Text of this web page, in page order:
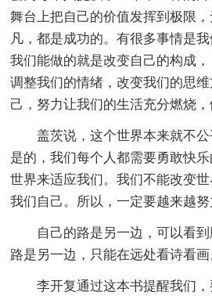
舞台上把自己的价值发挥到极限
凡，都是成功的。有很多事情是
我们能做的就是改变自己的构成，
调整我们的情绪，改变我们的思
己，努力让我们的生活充分燃烧，
盖茨说，这个世界本来就不公
是的，我们每个人都需要勇敢快
世界来适应我们。我们不能改变
我们自己。所以，一定要越来越努
自己的路是另一边，可以看
路是另一边，只能在远处看诗看画
李开复通过这本书提醒我们